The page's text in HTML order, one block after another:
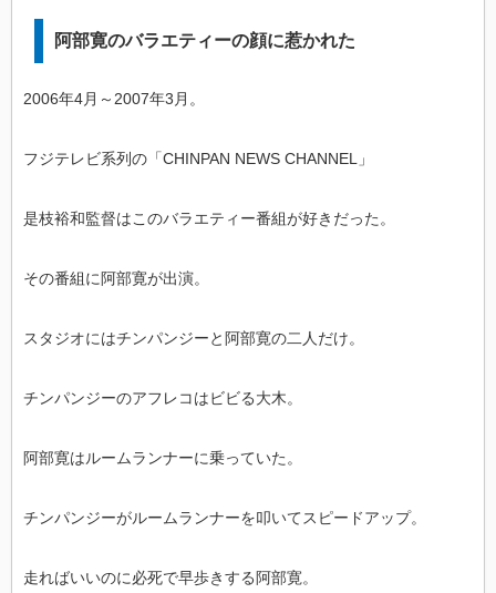
阿部寛のバラエティーの顔に惹かれた
2006年4月～2007年3月。
フジテレビ系列の「CHINPAN NEWS CHANNEL」
是枝裕和監督はこのバラエティー番組が好きだった。
その番組に阿部寛が出演。
スタジオにはチンパンジーと阿部寛の二人だけ。
チンパンジーのアフレコはビビる大木。
阿部寛はルームランナーに乗っていた。
チンパンジーがルームランナーを叩いてスピードアップ。
走ればいいのに必死で早歩きする阿部寛。